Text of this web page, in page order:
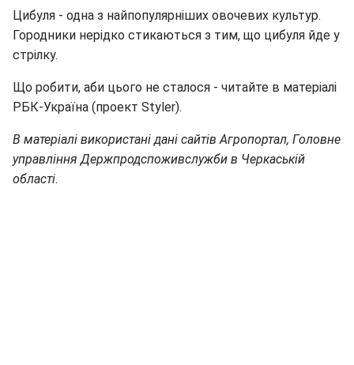
Цибуля - одна з найпопулярніших овочевих культур.
Городники нерідко стикаються з тим, що цибуля йде у
стрілку.
Що робити, аби цього не сталося - читайте в матеріалі
РБК-Україна (проект Styler).
В матеріалі використані дані сайтів Агропортал, Головне
управління Держпродспоживслужби в Черкаській
області.